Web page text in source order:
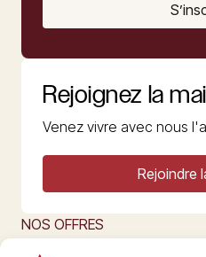
Rejoignez la
Venez vivre avec nous
Rejoindre
NOS OFFRES